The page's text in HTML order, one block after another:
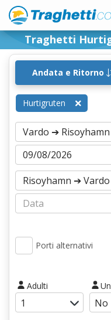
Traghetti
Andata e Ritorno
Hurtigruten
Porti alternativi
Adulti